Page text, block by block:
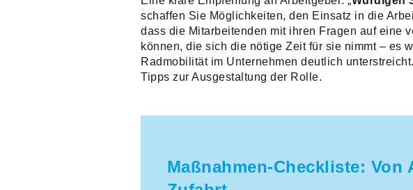
schaffen Sie Möglichkeiten, den Einsatz in die
dass die Mitarbeitenden mit ihren Fragen auf eine
können, die sich die nötige Zeit für sie nimmt – es
Radmobilität im Unternehmen deutlich
Tipps zur Ausgestaltung der Rolle.
Maßnahmen-Checkliste: